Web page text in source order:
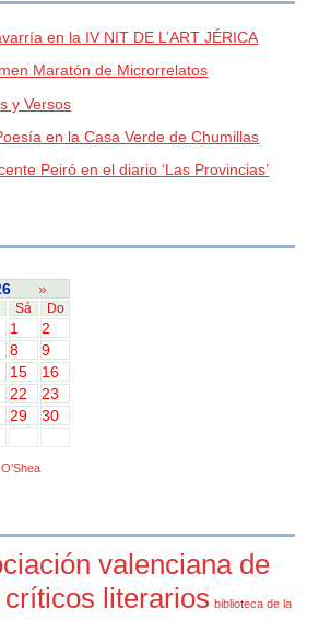
en la IV NIT DE L’ART JÉRICA
Maratón de Microrrelatos
y Versos
en la Casa Verde de Chumillas
Peiró en el diario ‘Las Provincias’
»
Sá Do
1
2
8
9
15
16
22
23
29
30
valenciana de
literarios biblioteca de la